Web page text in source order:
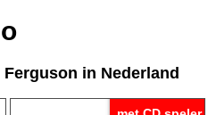
in Nederland